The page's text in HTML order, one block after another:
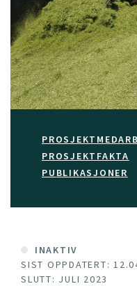
PROSJEKTFAKTA
PUBLIKASJONER
INAKTIV
SIST OPPDATERT:
SLUTT: JULI 2023